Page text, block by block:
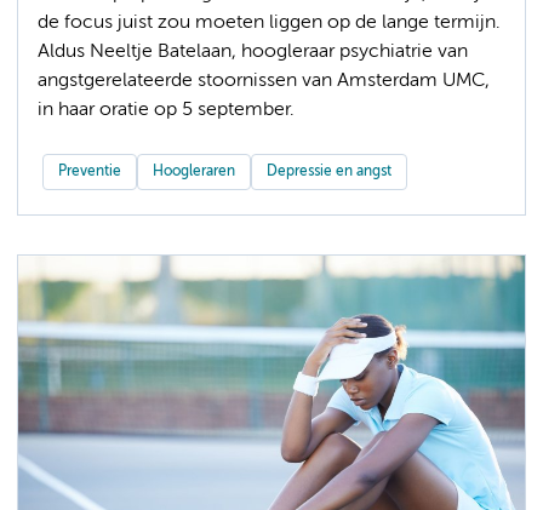
de focus juist zou moeten liggen op de lange termijn.
Aldus Neeltje Batelaan, hoogleraar psychiatrie van
angstgerelateerde stoornissen van Amsterdam UMC,
in haar oratie op 5 september.
Preventie Hoogleraren Depressie en angst